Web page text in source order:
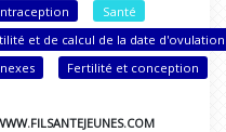
Santé
et de calcul de la date d'ovulation
Fertilité et conception